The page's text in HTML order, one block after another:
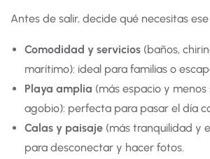
Antes de salir, decide qué necesitas ese
Comodidad y servicios (baños,
marítimo): ideal para familias o
Playa amplia (más espacio y menos
agobio): perfecta para pasar el día
Calas y paisaje (más tranquilidad y
para desconectar y hacer fotos.